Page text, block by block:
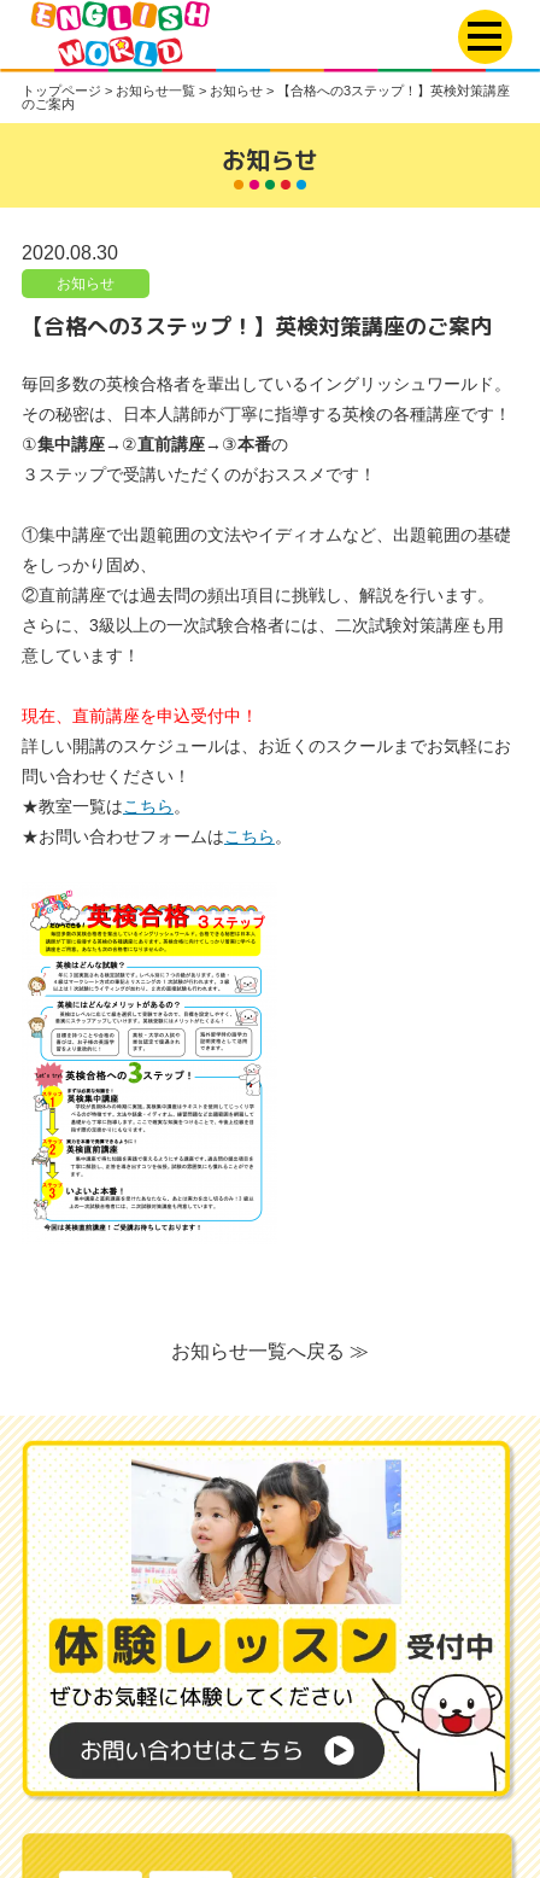
トップページ > お知らせ一覧> お知らせ>
【合格への3ステップ！】英検対策講座
のご案内
お知らせ
2020.08.30
お知らせ
【合格への3ステップ！】英検対策講座のご案内
毎回多数の英検合格者を輩出しているイングリッシュワールド。
その秘密は、日本人講師が丁寧に指導する英検の各種講座です！
①集中講座→②直前講座→③本番の
３ステップで受講いただくのがおススメです！
①集中講座で出題範囲の文法やイディオムなど、出題範囲の基礎
をしっかり固め、
②直前講座では過去問の頻出項目に挑戦し、解説を行います。
さらに、3級以上の一次試験合格者には、二次試験対策講座も用
意しています！
現在、直前講座を申込受付中！
詳しい開講のスケジュールは、お近くのスクールまでお気軽にお
問い合わせください！
★教室一覧はこちら。
★お問い合わせフォームはこちら。
お知らせ一覧へ戻る ≫